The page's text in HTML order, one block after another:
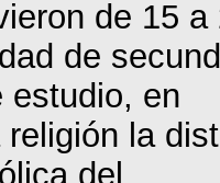
de 15
de
estudio, en
la
del